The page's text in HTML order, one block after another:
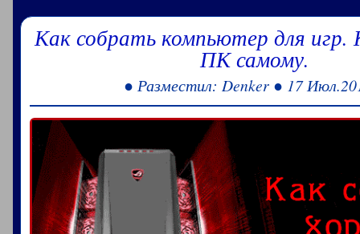
Как собрать компьютер для игр.
ПК самому.
● Разместил: Denker ● 17